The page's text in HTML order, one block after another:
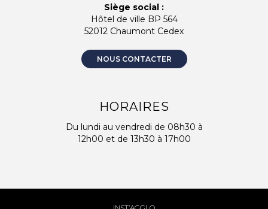
Siège social :
Hôtel de ville BP 564
52012 Chaumont Cedex
NOUS CONTACTER
HORAIRES
Du lundi au vendredi de 08h30 à
12h00 et de 13h30 à 17h00